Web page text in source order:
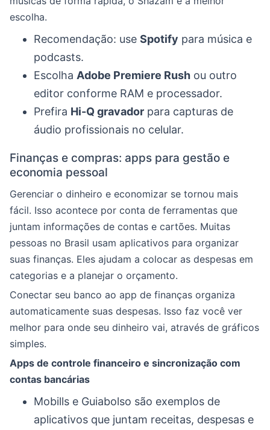
escolha.
Recomendação: use Spotify para música e
podcasts.
Escolha Adobe Premiere Rush ou outro
editor conforme RAM e processador.
Prefira Hi-Q gravador para capturas de
áudio profissionais no celular.
Finanças e compras: apps para gestão e
economia pessoal
Gerenciar o dinheiro e economizar se tornou mais
fácil. Isso acontece por conta de ferramentas que
juntam informações de contas e cartões. Muitas
pessoas no Brasil usam aplicativos para organizar
suas finanças. Eles ajudam a colocar as despesas em
categorias e a planejar o orçamento.
Conectar seu banco ao app de finanças organiza
automaticamente suas despesas. Isso faz você ver
melhor para onde seu dinheiro vai, através de gráficos
simples.
Apps de controle financeiro e sincronização com
contas bancárias
Mobills e Guiabolso são exemplos de
aplicativos que juntam receitas, despesas e